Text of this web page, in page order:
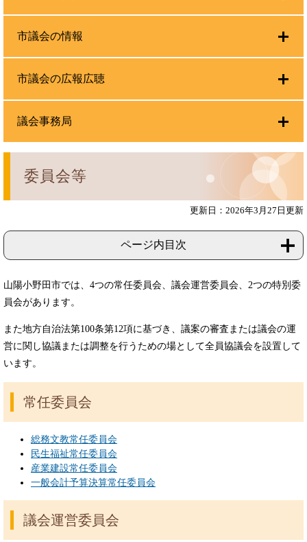
委員会等
更新日：2026年3月27日更新
ページ内目次
山陽小野田市では、4つの常任委員会、議会運営委員会、2つの特別委
員会があります。
また地方自治法第100条第12項に基づき、議案の審査または議会の運
営に関し協議または調整を行うための場として全員協議会を設置して
います。
常任委員会
総務文教常任委員会
民生福祉常任委員会
産業建設常任委員会
一般会計予算決算常任委員会
議会運営委員会
市議会の情報
市議会の広報広聴
議会事務局